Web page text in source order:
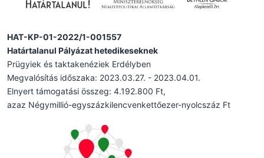
HAT-KP-01-2022/1-001557
Határtalanul Pályázat hetedikeseknek
Prügyiek és taktakenéziek Erdélyben
Megvalósítás időszaka: 2023.03.27. - 2023.04.01.
Elnyert támogatási összeg: 4.192.800 Ft,
azaz Négymillió-egyszázkilencvenkettőezer-nyolcszáz Ft